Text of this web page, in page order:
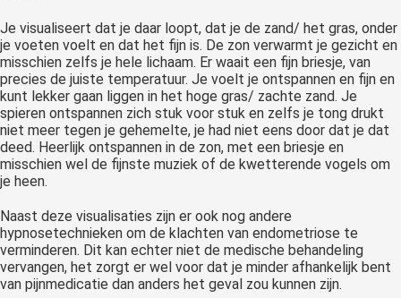
Je visualiseert dat je daar loopt, dat je de zand/ het gras, onder
je voeten voelt en dat het fijn is. De zon verwarmt je gezicht en
misschien zelfs je hele lichaam. Er waait een fijn briesje, van
precies de juiste temperatuur. Je voelt je ontspannen en fijn en
kunt lekker gaan liggen in het hoge gras/ zachte zand. Je
spieren ontspannen zich stuk voor stuk en zelfs je tong drukt
niet meer tegen je gehemelte, je had niet eens door dat je dat
deed. Heerlijk ontspannen in de zon, met een briesje en
misschien wel de fijnste muziek of de kwetterende vogels om
je heen.
Naast deze visualisaties zijn er ook nog andere
hypnosetechnieken om de klachten van endometriose te
verminderen. Dit kan echter niet de medische behandeling
vervangen, het zorgt er wel voor dat je minder afhankelijk bent
van pijnmedicatie dan anders het geval zou kunnen zijn.